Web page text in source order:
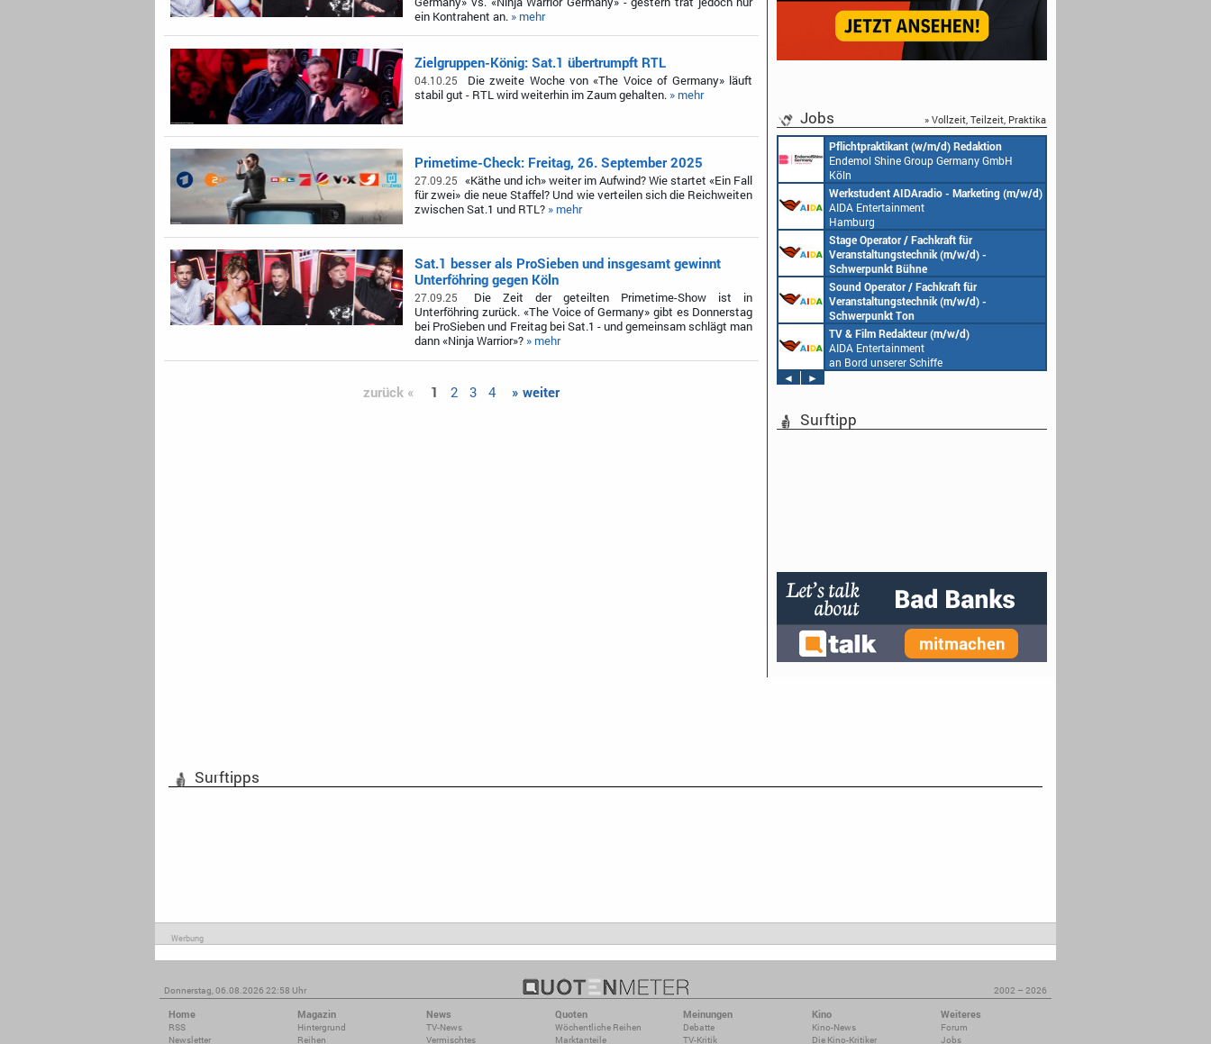
ein Kontrahent an. » mehr
Zielgruppen-König: Sat.1 übertrumpft RTL
04.10.25
Die zweite Woche von «The Voice of Germany» läuft
stabil gut - RTL wird weiterhin im Zaum gehalten. » mehr
Primetime-Check: Freitag, 26. September 2025
27.09.25 «Käthe und ich» weiter im Aufwind? Wie startet «Ein Fall
für zwei» die neue Staffel? Und wie verteilen sich die Reichweiten
zwischen Sat.1 und RTL? » mehr
Sat.1 besser als ProSieben und insgesamt gewinnt
Unterföhring gegen Köln
27.09.25
Die Zeit der geteilten Primetime-Show ist in
Unterföhring zurück. «The Voice of Germany» gibt es Donnerstag
bei ProSieben und Freitag bei Sat.1 - und gemeinsam schlägt man
dann «Ninja Warrior»? » mehr
zurück « 1 2 3 4 » weiter
Jobs » Vollzeit, Teilzeit, Praktika
Pflichtpraktikant (w/m/d) Redaktion
Endemol Shine Group Germany GmbH
Köln
Werkstudent AIDAradio - Marketing (m/w/d)
AIDA Entertainment
Hamburg
Stage Operator / Fachkraft für
Veranstaltungstechnik (m/w/d) -
Schwerpunkt Bühne
AIDA Entertainment
an Bord unserer Schiffe
Sound Operator / Fachkraft für
Veranstaltungstechnik (m/w/d) -
Schwerpunkt Ton
AIDA Entertainment
an Bord unserer Schiffe
TV & Film Redakteur (m/w/d)
AIDA Entertainment
an Bord unserer Schiffe
◄
►
Surftipp
Surftipps
Werbung
Donnerstag, 06.08.2026 22:58 Uhr 2002 – 2026
Home
RSS
Newsletter
Magazin
Hintergrund
Reihen
News
TV-News
Vermischtes
Quoten
Wöchentliche Reihen
Marktanteile
Meinungen
Debatte
TV-Kritik
Kino
Kino-News
Die Kino-Kritiker
Weiteres
Forum
Jobs